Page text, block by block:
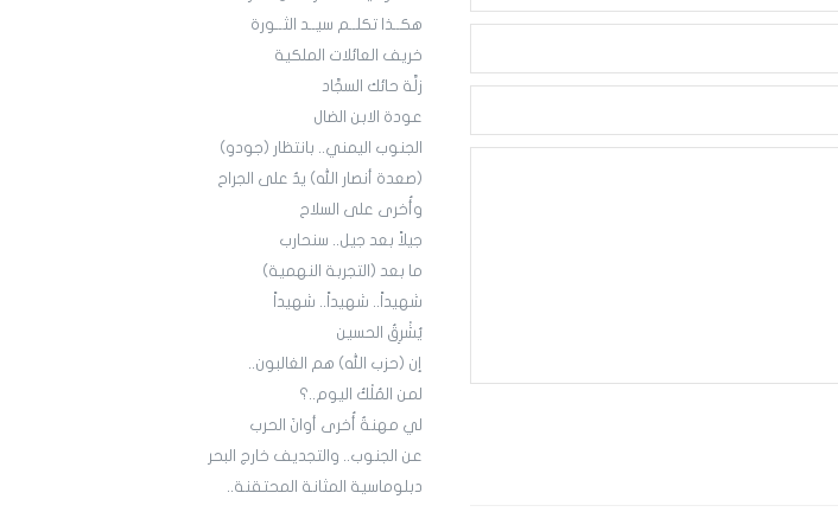
هكــذا تكلــم سيــد الثــورة
خريف العائلات الملكية
زلَّة حائك السجَّاد
عودة الابن الضال
الجنوب اليمني.. بانتظار (جودو)
(صعدة أنصار الله) يدٌ على الجراح
وأُخرى على السلاح
جيلاً بعد جيل.. سنحارب
ما بعد (التجربة النهمية)
شهيداً.. شهيداً.. شهيداً
يُشْرِقُ الحسين
إن (حزب الله) هم الغالبون..
لمن المُلْكُ اليوم..؟
لي مهنةٌ أُخرى أوانَ الحرب
عن الجنوب.. والتجديف خارج البحر
دبلوماسية المثانة المحتقنة..